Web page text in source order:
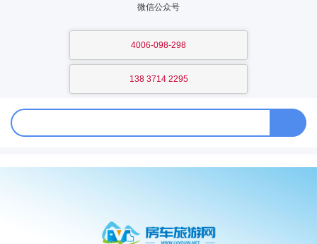
微信公众号
4006-098-298
138 3714 2295